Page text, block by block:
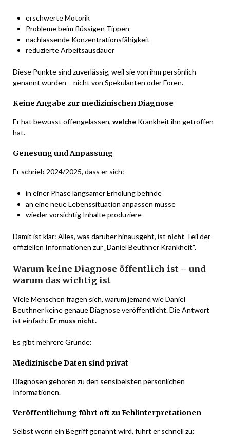
erschwerte Motorik
Probleme beim flüssigen Tippen
nachlassende Konzentrationsfähigkeit
reduzierte Arbeitsausdauer
Diese Punkte sind zuverlässig, weil sie von ihm persönlich
genannt wurden – nicht von Spekulanten oder Foren.
Keine Angabe zur medizinischen Diagnose
Er hat bewusst offengelassen, welche Krankheit ihn getroffen
hat.
Genesung und Anpassung
Er schrieb 2024/2025, dass er sich:
in einer Phase langsamer Erholung befinde
an eine neue Lebenssituation anpassen müsse
wieder vorsichtig Inhalte produziere
Damit ist klar: Alles, was darüber hinausgeht, ist nicht Teil der
offiziellen Informationen zur „Daniel Beuthner Krankheit“.
Warum keine Diagnose öffentlich ist – und
warum das wichtig ist
Viele Menschen fragen sich, warum jemand wie Daniel
Beuthner keine genaue Diagnose veröffentlicht. Die Antwort
ist einfach: Er muss nicht.
Es gibt mehrere Gründe:
Medizinische Daten sind privat
Diagnosen gehören zu den sensibelsten persönlichen
Informationen.
Veröffentlichung führt oft zu Fehlinterpretationen
Selbst wenn ein Begriff genannt wird, führt er schnell zu: